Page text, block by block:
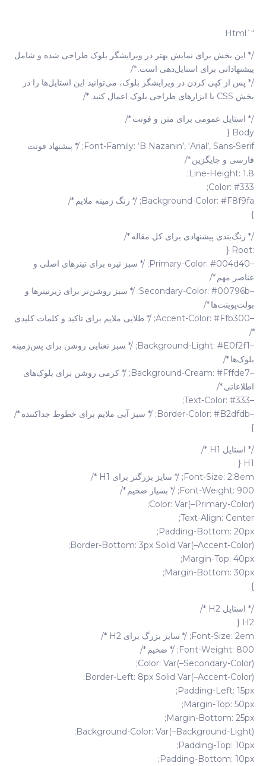
“`html
/* این بخش برای نمایش بهتر در ویرایشگر بلوک طراحی شده و شامل
پیشنهاداتی برای استایل‌دهی است. */
/* پس از کپی کردن در ویرایشگر بلوک، می‌توانید این استایل‌ها را در
بخش CSS یا ابزارهای طراحی بلوک اعمال کنید. */
/* استایل عمومی برای متن و فونت */
Body {
Font-Family: ‘B Nazanin’, ‘Arial’, Sans-Serif; /* پیشنهاد فونت
فارسی و جایگزین */
Line-Height: 1.8;
Color: #333;
Background-Color: #f8f9fa; /* رنگ زمینه ملایم */
}
/* رنگ‌بندی پیشنهادی برای کل مقاله */
:root {
–primary-Color: #004d40; /* سبز تیره برای تیترهای اصلی و
عناصر مهم */
–secondary-Color: #00796b; /* سبز روشن‌تر برای زیرتیترها و
بولت‌پوینت‌ها */
–accent-Color: #ffb300; /* طلایی ملایم برای تاکید و کلمات کلیدی
*/
–background-Light: #e0f2f1; /* سبز نعنایی روشن برای پس‌زمینه
بلوک‌ها */
–background-Cream: #fffde7; /* کرمی روشن برای بلوک‌های
اطلاعاتی */
–text-Color: #333;
–border-Color: #b2dfdb; /* سبز آبی ملایم برای خطوط جداکننده */
}
/* استایل H1 */
H1 {
Font-Size: 2.8em; /* سایز بزرگتر برای H1 */
Font-Weight: 900; /* بسیار ضخیم */
Color: Var(–Primary-Color);
Text-Align: Center;
Padding-Bottom: 20px;
Border-Bottom: 3px Solid Var(–Accent-Color);
Margin-Top: 40px;
Margin-Bottom: 30px;
}
/* استایل H2 */
H2 {
Font-Size: 2em; /* سایز بزرگ برای H2 */
Font-Weight: 800; /* ضخیم */
Color: Var(–Secondary-Color);
Border-Left: 8px Solid Var(–Accent-Color);
Padding-Left: 15px;
Margin-Top: 50px;
Margin-Bottom: 25px;
Background-Color: Var(–Background-Light);
Padding-Top: 10px;
Padding-Bottom: 10px;